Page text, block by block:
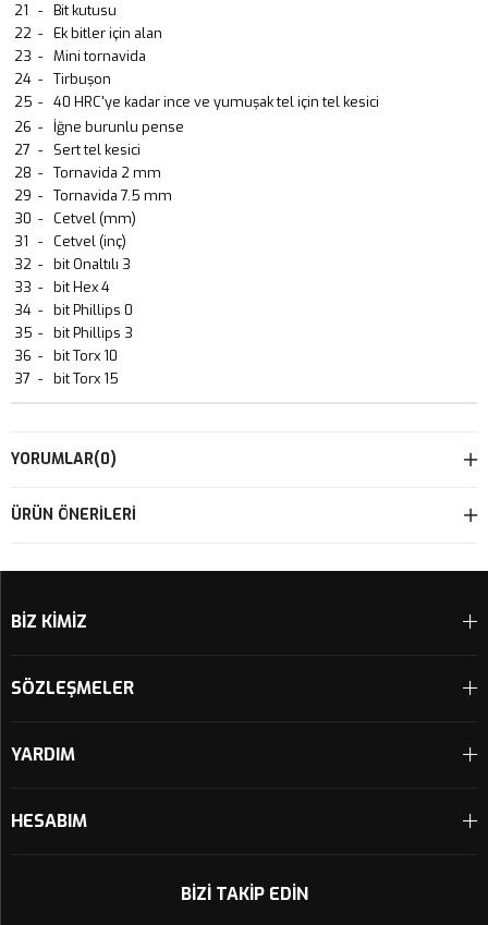
21 - Bit kutusu
22 - Ek bitler için alan
23 - Mini tornavida
24 - Tirbuşon
25 - 40 HRC'ye kadar ince ve yumuşak tel için tel kesici
26 -
İğne burunlu pense
27 -
Sert tel kesici
28 - Tornavida 2 mm
29 - Tornavida 7.5 mm
30 -
Cetvel (mm)
31 -
Cetvel (inç)
32 - bit Onaltılı 3
33 - bit Hex 4
34 - bit Phillips 0
35 - bit Phillips 3
36 - bit Torx 10
37 - bit Torx 15
YORUMLAR(0)
ÜRÜN ÖNERILERI
BİZ KİMİZ
SÖZLEŞMELER
YARDIM
HESABIM
BIZI TAKIP EDIN